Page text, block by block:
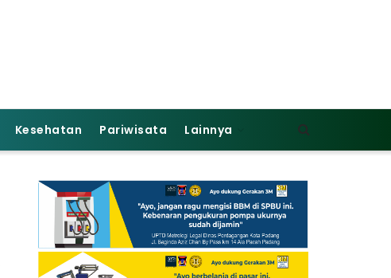
Kesehatan Pariwisata Lainnya